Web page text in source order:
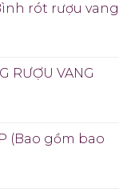
rót rượu vang
RƯỢU VANG
(Bao gồm bao